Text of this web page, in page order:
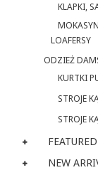
KLAPKI,
LOAFERSY
ODZIEŻ
KURTKI
STROJE
STROJE
NEW